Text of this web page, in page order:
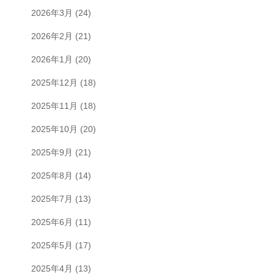
2026年3月 (24)
2026年2月 (21)
2026年1月 (20)
2025年12月 (18)
2025年11月 (18)
2025年10月 (20)
2025年9月 (21)
2025年8月 (14)
2025年7月 (13)
2025年6月 (11)
2025年5月 (17)
2025年4月 (13)